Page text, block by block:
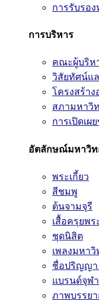
การรับรอ
การบริหาร
คณะผู้บริห
วิสัยทัศน์แ
โครงสร้าง
สภามหาวิ
การเปิดเ
อัตลักษณ์มหาวิท
พระเกี้ยว
สีชมพู
ต้นจามจุรี
เสื้อครุยพ
ชุดนิสิต
เพลงมหาวิ
ชื่อปริญญา
แบรนด์จุฬ
ภาพบรรย